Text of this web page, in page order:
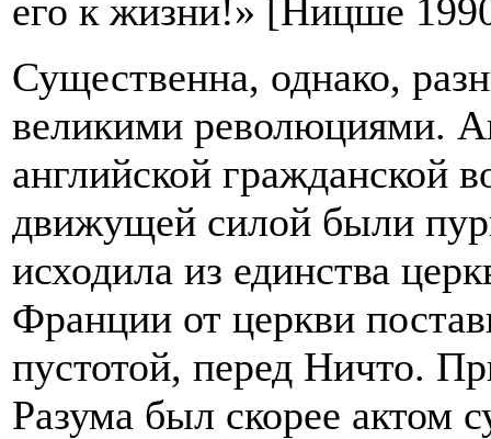
его к жизни!» [Ницше
Существенна, однако,
великими революциями.
английской гражданской
движущей силой были
исходила из единства
Франции от церкви
пустотой, перед Ничто.
Разума был скорее актом